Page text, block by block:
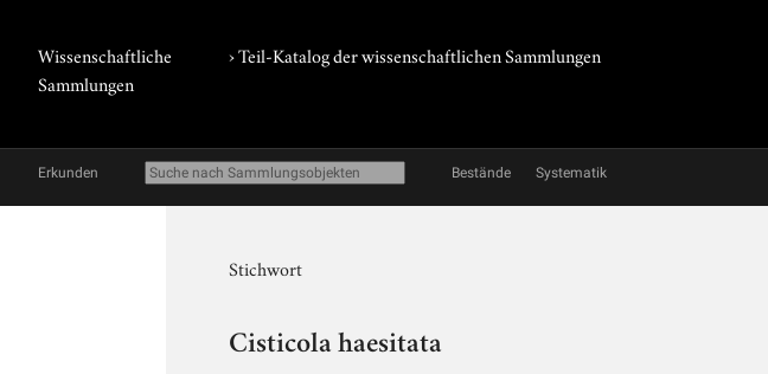
Wissenschaftliche
Sammlungen
› Teil-Katalog der wissenschaftlichen Sammlungen
Erkunden Bestände Systematik
Stichwort
Cisticola haesitata